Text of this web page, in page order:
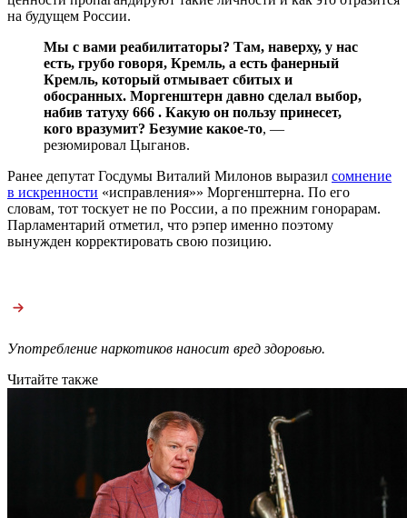
на будущем России.
Мы с вами реабилитаторы? Там, наверху, у нас
есть, грубо говоря, Кремль, а есть фанерный
Кремль, который отмывает сбитых и
обосранных. Моргенштерн давно сделал выбор,
набив татуху 666 . Какую он пользу принесет,
кого вразумит? Безумие какое-то, —
резюмировал Цыганов.
Ранее депутат Госдумы Виталий Милонов выразил сомнение
в искренности «исправления»» Моргенштерна. По его
словам, тот тоскует не по России, а по прежним гонорарам.
Парламентарий отметил, что рэпер именно поэтому
вынужден корректировать свою позицию.
Употребление наркотиков наносит вред здоровью.
Читайте также